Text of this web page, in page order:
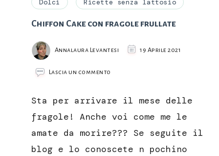
Dolci Ricette senza lattosio
Chiffon Cake con fragole frullate
Annalaura Levantesi 19 Aprile 2021
Lascia un commento
con
fragole
Sta per arrivare il mese delle
fragole! Anche voi come me le
amate da morire??? Se seguite il
blog e lo conoscete n pochino